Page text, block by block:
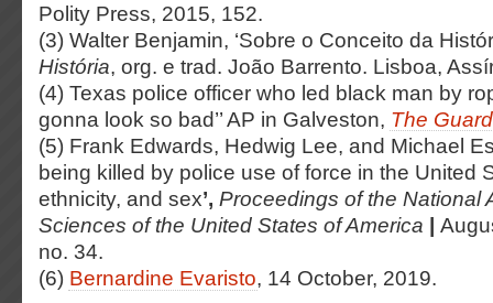
Polity Press, 2015, 152.
(3) Walter Benjamin, ‘Sobre o Conceito da
História, org. e trad. João Barrento. Lisboa,
(4) Texas police officer who led black man by
gonna look so bad’’ AP in Galveston, The
(5) Frank Edwards, Hedwig Lee, and Michael
being killed by police use of force in the United
ethnicity, and sex’, Proceedings of the National
Sciences of the United States of America
no. 34.
(6) Bernardine Evaristo, 14 October, 2019.